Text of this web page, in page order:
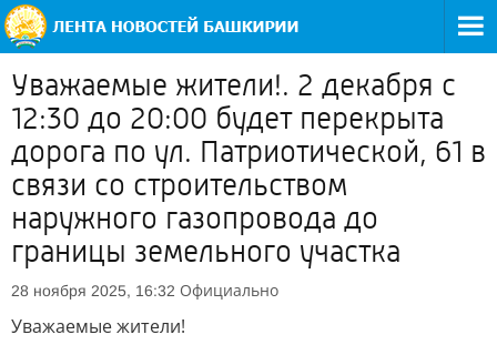
Уважаемые жители!. 2 декабря с
12:30 до 20:00 будет перекрыта
дорога по ул. Патриотической, 61 в
связи со строительством
наружного газопровода до
границы земельного участка
28 ноября 2025, 16:32 Официально
Уважаемые жители!